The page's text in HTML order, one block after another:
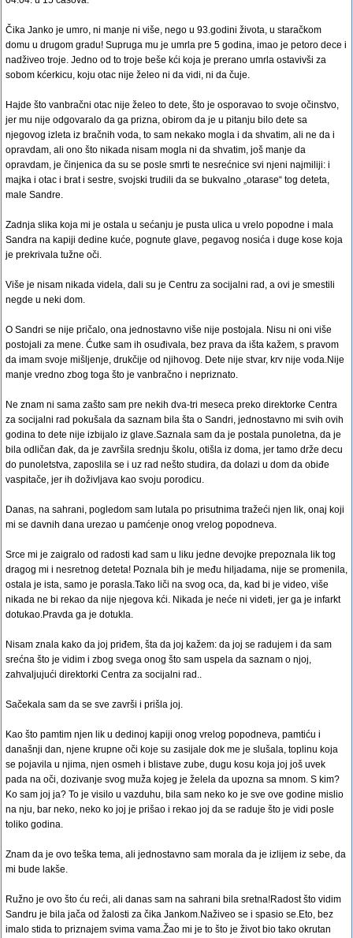
Čika Janko je umro, ni manje ni više, nego u 93.godini života, u staračkom
domu u drugom gradu! Supruga mu je umrla pre 5 godina, imao je petoro dece i
nadživeo troje. Jedno od to troje beše kći koja je prerano umrla ostavivši za
sobom kćerkicu, koju otac nije želeo ni da vidi, ni da čuje.
Hajde što vanbračni otac nije želeo to dete, što je osporavao to svoje očinstvo,
jer mu nije odgovaralo da ga prizna, obirom da je u pitanju bilo dete sa
njegovog izleta iz bračnih voda, to sam nekako mogla i da shvatim, ali ne da i
opravdam, ali ono što nikada nisam mogla ni da shvatim, još manje da
opravdam, je činjenica da su se posle smrti te nesrećnice svi njeni najmiliji: i
majka i otac i brat i sestre, svojski trudili da se bukvalno „otarase“ tog deteta,
male Sandre.
Zadnja slika koja mi je ostala u sećanju je pusta ulica u vrelo popodne i mala
Sandra na kapiji dedine kuće, pognute glave, pegavog nosića i duge kose koja
je prekrivala tužne oči.
Više je nisam nikada videla, dali su je Centru za socijalni rad, a ovi je smestili
negde u neki dom.
O Sandri se nije pričalo, ona jednostavno više nije postojala. Nisu ni oni više
postojali za mene. Ćutke sam ih osuđivala, bez prava da išta kažem, s pravom
da imam svoje mišljenje, drukčije od njihovog. Dete nije stvar, krv nije voda.Nije
manje vredno zbog toga što je vanbračno i nepriznato.
Ne znam ni sama zašto sam pre nekih dva-tri meseca preko direktorke Centra
za socijalni rad pokušala da saznam bila šta o Sandri, jednostavno mi svih ovih
godina to dete nije izbijalo iz glave.Saznala sam da je postala punoletna, da je
bila odličan đak, da je završila srednju školu, otišla iz doma, jer tamo drže decu
do punoletstva, zaposlila se i uz rad nešto studira, da dolazi u dom da obiđe
vaspitače, jer ih doživljava kao svoju porodicu.
Danas, na sahrani, pogledom sam lutala po prisutnima tražeći njen lik, onaj koji
mi se davnih dana urezao u pamćenje onog vrelog popodneva.
Srce mi je zaigralo od radosti kad sam u liku jedne devojke prepoznala lik tog
dragog mi i nesretnog deteta! Poznala bih je među hiljadama, nije se promenila,
ostala je ista, samo je porasla.Tako liči na svog oca, da, kad bi je video, više
nikada ne bi rekao da nije njegova kći. Nikada je neće ni videti, jer ga je infarkt
dotukao.Pravda ga je dotukla.
Nisam znala kako da joj priđem, šta da joj kažem: da joj se radujem i da sam
srećna što je vidim i zbog svega onog što sam uspela da saznam o njoj,
zahvaljujući direktorki Centra za socijalni rad..
Sačekala sam da se sve završi i prišla joj.
Kao što pamtim njen lik u dedinoj kapiji onog vrelog popodneva, pamtiću i
današnji dan, njene krupne oči koje su zasijale dok me je slušala, toplinu koja
se pojavila u njima, njen osmeh i blistave zube, dugu kosu koja joj još uvek
pada na oči, dozivanje svog muža kojeg je želela da upozna sa mnom. S kim?
Ko sam joj ja? To je visilo u vazduhu, bila sam neko ko je sve ove godine mislio
na nju, bar neko, neko ko joj je prišao i rekao joj da se raduje što je vidi posle
toliko godina.
Znam da je ovo teška tema, ali jednostavno sam morala da je izlijem iz sebe, da
mi bude lakše.
Ružno je ovo što ću reći, ali danas sam na sahrani bila sretna!Radost što vidim
Sandru je bila jača od žalosti za čika Jankom.Naživeo se i spasio se.Eto, bez
imalo stida to priznajem svima vama.Žao mi je to što je život bio tako okrutan